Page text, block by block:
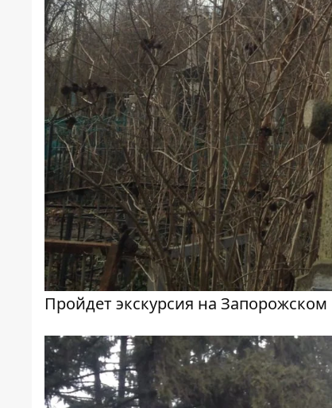
Пройдет экскурсия на